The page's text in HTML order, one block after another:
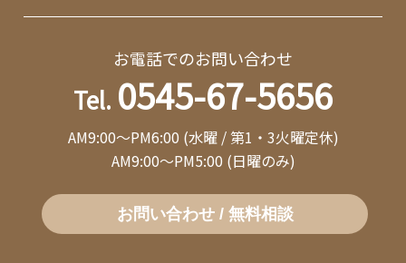
お電話でのお問い合わせ
Tel. 0545-67-5656
AM9:00～PM6:00 (水曜 / 第1・3火曜定休)
AM9:00～PM5:00 (日曜のみ)
お問い合わせ / 無料相談